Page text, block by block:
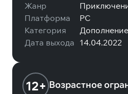
Жанр
Платформа
PC
Категория
Дополнение
Дата выхода 14.04.2022
12+ Возрастное